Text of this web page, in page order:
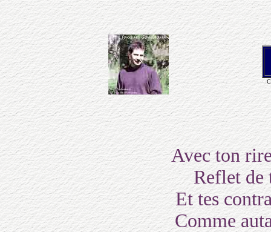
Avec ton
Reflet de
Et tes
Comme